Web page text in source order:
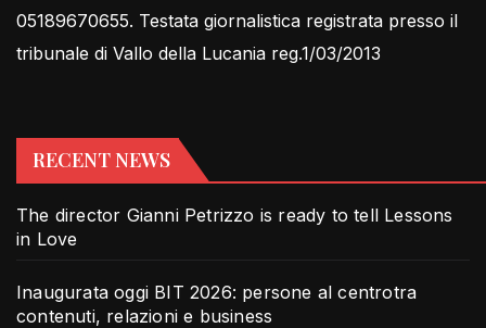
05189670655. Testata giornalistica registrata presso il
tribunale di Vallo della Lucania reg.1/03/2013
RECENT NEWS
The director Gianni Petrizzo is ready to tell Lessons
in Love
Inaugurata oggi BIT 2026: persone al centrotra
contenuti, relazioni e business